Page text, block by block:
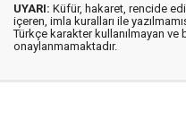
UYARI: Küfür, hakaret, rencide
içeren, imla kuralları ile
Türkçe karakter kullanılmayan ve
onaylanmamaktadır.